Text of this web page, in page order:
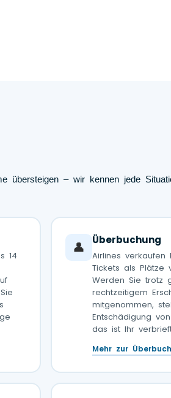
übersteigen – wir kennen jede
14
👤 Überbuchung
Airlines verkaufen
Tickets als Plätze
Werden Sie trotz
rechtzeitigem
mitgenommen,
Entschädigung
das ist Ihr
Mehr zur